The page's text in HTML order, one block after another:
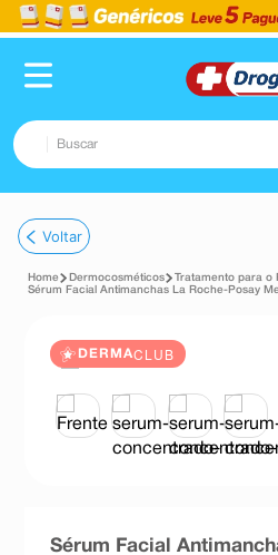
Buscar
1º fralda
2º pampers confort sec max
lenço umedecido
tadalafila
minoxidil
Voltar
Dermocosméticos
Tratamento para o
Sérum Facial Antimanchas La Roche-Posay
DERMACLUB
Sérum Facial